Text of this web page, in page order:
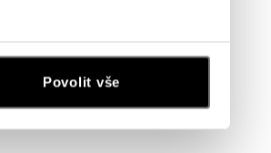
Povolit vše